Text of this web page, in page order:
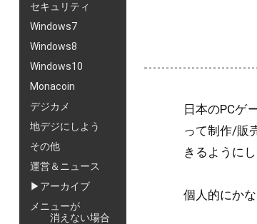
セキュリティ
Windows7
Windows8
Windows10
Monacoin
デジカメ
地デジにしよう
その他
運営＆ニュース
▶アーカイブ
メニューが
消えない場合
日本のPCゲ
って制作/販
きるように
個人的にか